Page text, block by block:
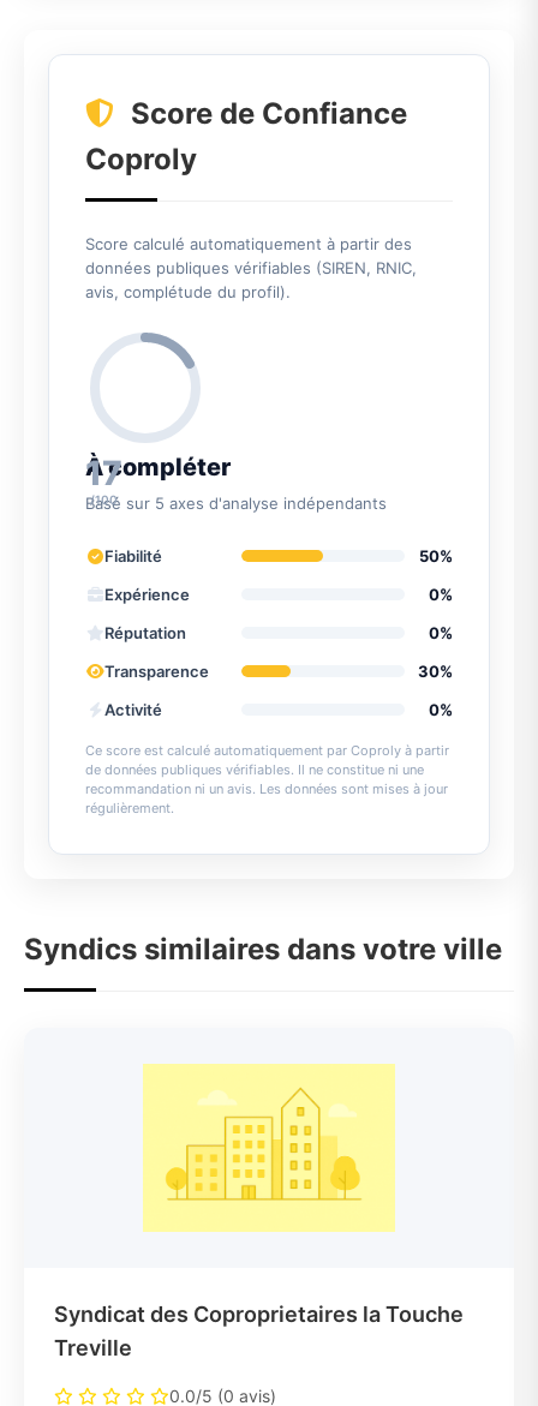
Score de Confiance
Coproly
Score calculé automatiquement à partir des
données publiques vérifiables (SIREN, RNIC,
avis, complétude du profil).
17
/100
À compléter
Basé sur 5 axes d'analyse indépendants
Fiabilité
50%
Expérience
0%
Réputation
0%
Transparence
30%
Activité
0%
Ce score est calculé automatiquement par Coproly à partir
de données publiques vérifiables. Il ne constitue ni une
recommandation ni un avis. Les données sont mises à jour
régulièrement.
Syndics similaires dans votre ville
Syndicat des Coproprietaires la Touche
Treville
0.0/5 (0 avis)